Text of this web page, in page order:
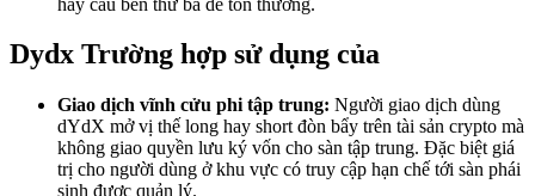
Dydx Trường hợp sử dụng của
Giao dịch vĩnh cửu phi tập trung: Người giao dịch dùng
dYdX mở vị thế long hay short đòn bẩy trên tài sản crypto mà
không giao quyền lưu ký vốn cho sàn tập trung. Đặc biệt giá
trị cho người dùng ở khu vực có truy cập hạn chế tới sàn phái
sinh được quản lý.